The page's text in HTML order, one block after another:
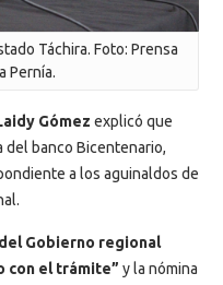
Táchira. Foto: Prensa
Pernía.
Gómez explicó que
del banco Bicentenario,
a los aguinaldos de
Gobierno regional
con el trámite” y la nómina